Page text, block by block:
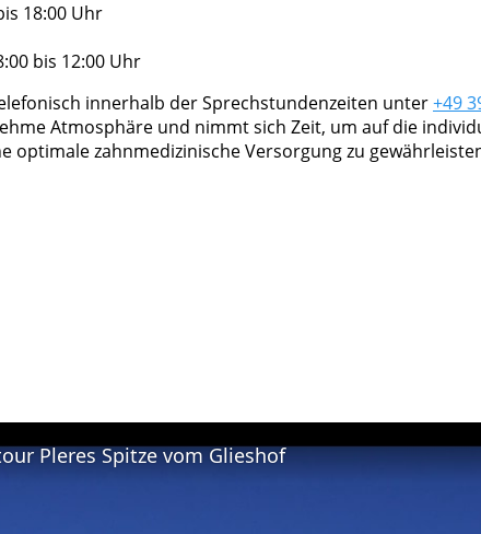
18:00 Uhr
bis 12:00 Uhr
innerhalb der Sprechstundenzeiten unter+49
Atmosphäre und nimmt sich Zeit, um auf die
optimale zahnmedizinische Versorgung zu
Pleres Spitze vom Glieshof